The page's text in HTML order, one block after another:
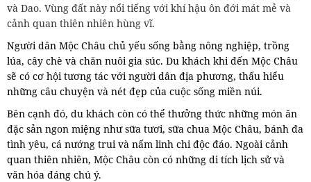
và Dao. Vùng đất này nổi tiếng với khí hậu ôn đới mát mẻ và
cảnh quan thiên nhiên hùng vĩ.
Người dân Mộc Châu chủ yếu sống bằng nông nghiệp, trồng
lúa, cây chè và chăn nuôi gia súc. Du khách khi đến Mộc Châu
sẽ có cơ hội tương tác với người dân địa phương, thấu hiểu
những câu chuyện và nét đẹp của cuộc sống miền núi.
Bên cạnh đó, du khách còn có thể thưởng thức những món ăn
đặc sản ngon miệng như sữa tươi, sữa chua Mộc Châu, bánh đa
tình yêu, cá nướng trui và nấm linh chi độc đáo. Ngoài cảnh
quan thiên nhiên, Mộc Châu còn có những di tích lịch sử và
văn hóa đáng chú ý.